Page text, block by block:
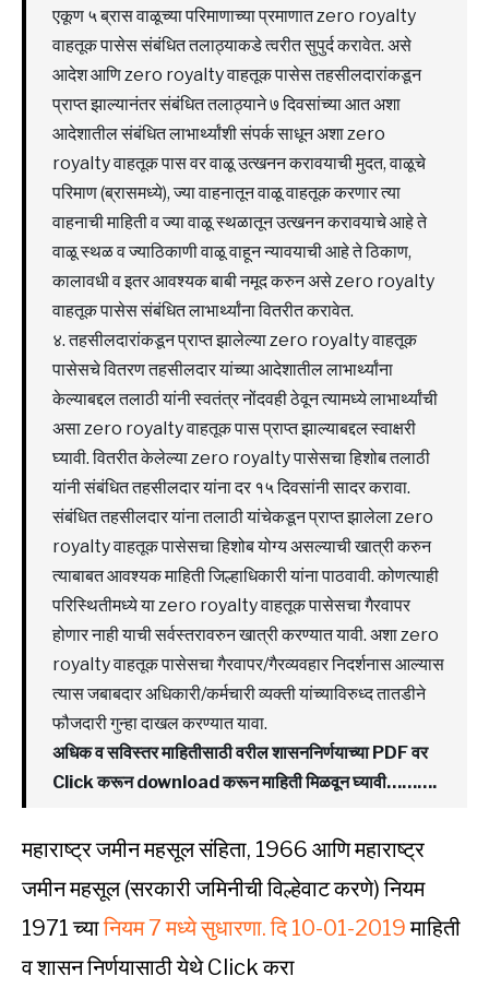
एकूण ५ ब्रास वाळूच्या परिमाणाच्या प्रमाणात zero royalty
वाहतूक पासेस संबंधित तलाठ्याकडे त्वरीत सुपुर्द करावेत. असे
आदेश आणि zero royalty वाहतूक पासेस तहसीलदारांकडून
प्राप्त झाल्यानंतर संबंधित तलाठ्याने ७ दिवसांच्या आत अशा
आदेशातील संबंधित लाभार्थ्यांशी संपर्क साधून अशा zero
royalty वाहतूक पास वर वाळू उत्खनन करावयाची मुदत, वाळूचे
परिमाण (ब्रासमध्ये), ज्या वाहनातून वाळू वाहतूक करणार त्या
वाहनाची माहिती व ज्या वाळू स्थळातून उत्खनन करावयाचे आहे ते
वाळू स्थळ व ज्याठिकाणी वाळू वाहून न्यावयाची आहे ते ठिकाण,
कालावधी व इतर आवश्यक बाबी नमूद करुन असे zero royalty
वाहतूक पासेस संबंधित लाभार्थ्यांना वितरीत करावेत.
४. तहसीलदारांकडून प्राप्त झालेल्या zero royalty वाहतूक
पासेसचे वितरण तहसीलदार यांच्या आदेशातील लाभार्थ्यांना
केल्याबद्दल तलाठी यांनी स्वतंत्र नोंदवही ठेवून त्यामध्ये लाभार्थ्यांची
असा zero royalty वाहतूक पास प्राप्त झाल्याबद्दल स्वाक्षरी
घ्यावी. वितरीत केलेल्या zero royalty पासेसचा हिशोब तलाठी
यांनी संबंधित तहसीलदार यांना दर १५ दिवसांनी सादर करावा.
संबंधित तहसीलदार यांना तलाठी यांचेकडून प्राप्त झालेला zero
royalty वाहतूक पासेसचा हिशोब योग्य असल्याची खात्री करुन
त्याबाबत आवश्यक माहिती जिल्हाधिकारी यांना पाठवावी. कोणत्याही
परिस्थितीमध्ये या zero royalty वाहतूक पासेसचा गैरवापर
होणार नाही याची सर्वस्तरावरुन खात्री करण्यात यावी. अशा zero
royalty वाहतूक पासेसचा गैरवापर/गैरव्यवहार निदर्शनास आल्यास
त्यास जबाबदार अधिकारी/कर्मचारी व्यक्ती यांच्याविरुध्द तातडीने
फौजदारी गुन्हा दाखल करण्यात यावा.
अधिक व सविस्तर माहितीसाठी वरील शासननिर्णयाच्या PDF वर
Click करून download करून माहिती मिळवून घ्यावी……….
महाराष्ट्र जमीन महसूल संहिता, 1966 आणि महाराष्ट्र
जमीन महसूल (सरकारी जमिनीची विल्हेवाट करणे) नियम
1971 च्यानियम 7 मध्ये सुधारणा. दि 10-01-2019माहिती
व शासन निर्णयासाठी येथे Click करा